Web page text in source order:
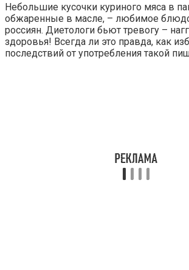
Небольшие кусочки куриного мяса в
обжаренные в масле, – любимое
россиян. Диетологи бьют тревогу –
здоровья! Всегда ли это правда, как
последствий от употребления такой